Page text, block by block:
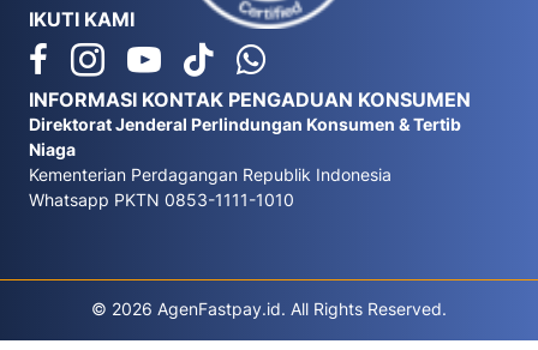
IKUTI KAMI
INFORMASI KONTAK PENGADUAN KONSUMEN
Direktorat Jenderal Perlindungan Konsumen & Tertib
Niaga
Kementerian Perdagangan Republik Indonesia
Whatsapp PKTN 0853-1111-1010
© 2026 AgenFastpay.id. All Rights Reserved.